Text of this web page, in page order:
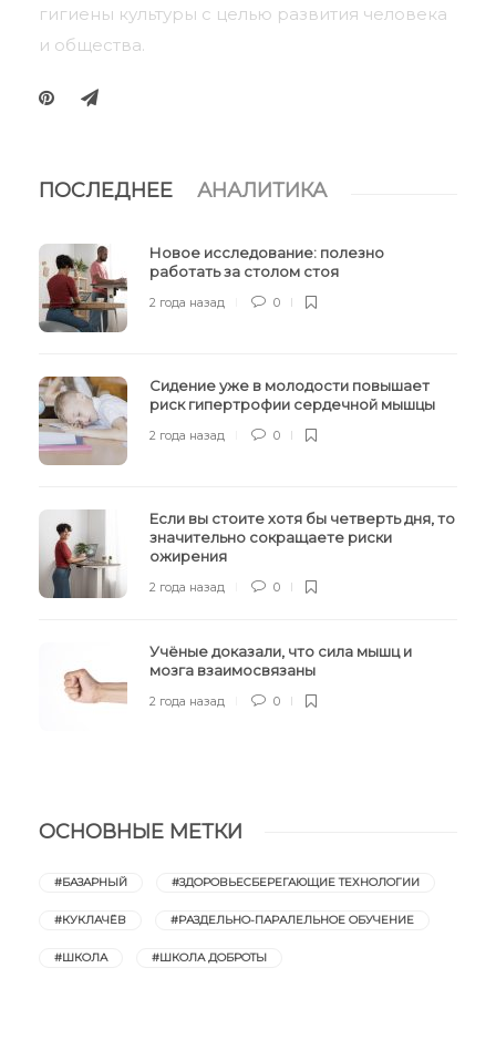
гигиены культуры с целью развития человека
и общества.
ПОСЛЕДНЕЕ АНАЛИТИКА
Новое исследование: полезно
работать за столом стоя
2 года назад 0
Сидение уже в молодости повышает
риск гипертрофии сердечной мышцы
2 года назад 0
Если вы стоите хотя бы четверть дня, то
значительно сокращаете риски
ожирения
2 года назад 0
Учёные доказали, что сила мышц и
мозга взаимосвязаны
2 года назад 0
ОСНОВНЫЕ МЕТКИ
#БАЗАРНЫЙ #ЗДОРОВЬЕСБЕРЕГАЮЩИЕ ТЕХНОЛОГИИ
#КУКЛАЧЁВ #РАЗДЕЛЬНО-ПАРАЛЕЛЬНОЕ ОБУЧЕНИЕ
#ШКОЛА #ШКОЛА ДОБРОТЫ